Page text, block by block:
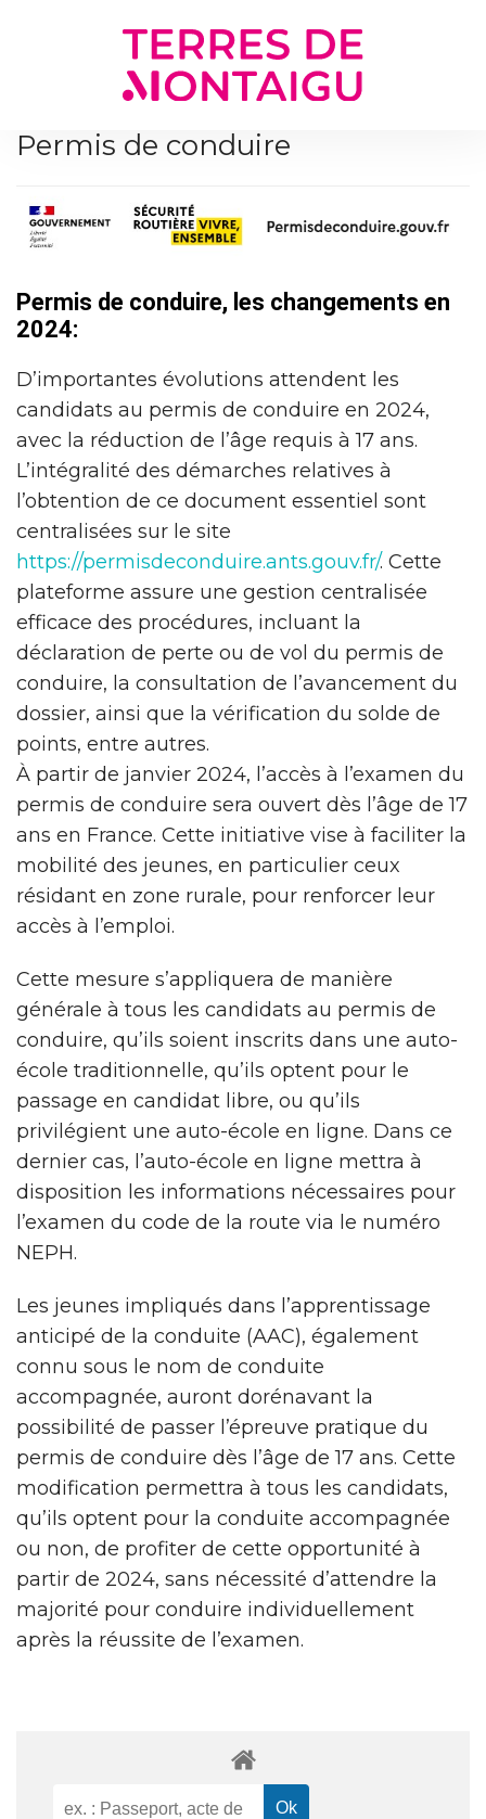
Permis de conduire
Permis de conduire, les changements en
2024:
D’importantes évolutions attendent les
candidats au permis de conduire en 2024,
avec la réduction de l’âge requis à 17 ans.
L’intégralité des démarches relatives à
l’obtention de ce document essentiel sont
centralisées sur le site
https://permisdeconduire.ants.gouv.fr/. Cette
plateforme assure une gestion centralisée
efficace des procédures, incluant la
déclaration de perte ou de vol du permis de
conduire, la consultation de l’avancement du
dossier, ainsi que la vérification du solde de
points, entre autres.
À partir de janvier 2024, l’accès à l’examen du
permis de conduire sera ouvert dès l’âge de 17
ans en France. Cette initiative vise à faciliter la
mobilité des jeunes, en particulier ceux
résidant en zone rurale, pour renforcer leur
accès à l’emploi.
Cette mesure s’appliquera de manière
générale à tous les candidats au permis de
conduire, qu’ils soient inscrits dans une auto-
école traditionnelle, qu’ils optent pour le
passage en candidat libre, ou qu’ils
privilégient une auto-école en ligne. Dans ce
dernier cas, l’auto-école en ligne mettra à
disposition les informations nécessaires pour
l’examen du code de la route via le numéro
NEPH.
Les jeunes impliqués dans l’apprentissage
anticipé de la conduite (AAC), également
connu sous le nom de conduite
accompagnée, auront dorénavant la
possibilité de passer l’épreuve pratique du
permis de conduire dès l’âge de 17 ans. Cette
modification permettra à tous les candidats,
qu’ils optent pour la conduite accompagnée
ou non, de profiter de cette opportunité à
partir de 2024, sans nécessité d’attendre la
majorité pour conduire individuellement
après la réussite de l’examen.